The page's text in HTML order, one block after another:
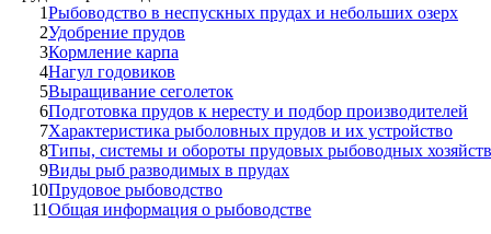
1Рыбоводство в неспускных прудах и небольших озерх
2Удобрение прудов
3Кормление карпа
4Нагул годовиков
5Выращивание сеголеток
6Подготовка прудов к нересту и подбор производителей
7Характеристика рыболовных прудов и их устройство
8Типы, системы и обороты прудовых рыбоводных хозяйств
9Виды рыб разводимых в прудах
10Прудовое рыбоводство
11Общая информация о рыбоводстве